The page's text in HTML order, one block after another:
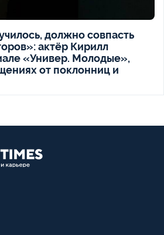
должно совпасть
актёр Кирилл
«Универ. Молодые»,
от поклонниц и